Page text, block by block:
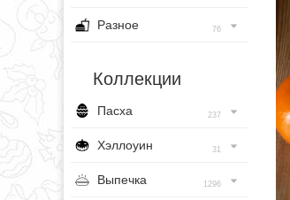
Разное 76
Коллекции
Пасха 237
Хэллоуин 31
Выпечка 1296